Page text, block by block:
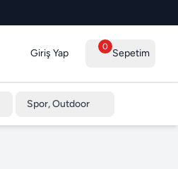
Giriş Yap
0
Sepetim
Spor, Outdoor